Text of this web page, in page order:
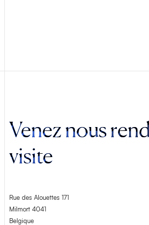
Venez nous
visite
Rue des Alouettes 171
Milmort 4041
Belgique